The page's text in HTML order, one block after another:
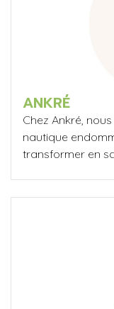
ANKRÉ
Chez Ankré,
nautique
transformer en